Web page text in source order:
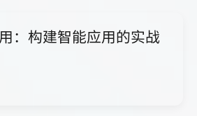
：构建智能应用的实战